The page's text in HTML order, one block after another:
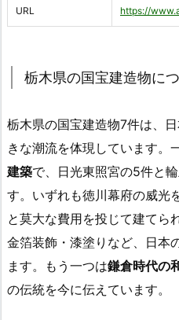
URL https://
栃木県の国宝建造物に
栃木県の国宝建造物7件は、
きな潮流を体現しています。
建築で、日光東照宮の5件と
す。いずれも徳川幕府の威光
と莫大な費用を投じて建てら
金箔装飾・漆塗りなど、日本
ます。もう一つは鎌倉時代の
の伝統を今に伝えています。